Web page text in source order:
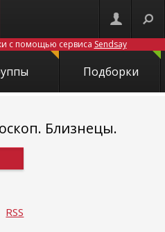
с помощью сервиса Sendsay
Подборки
Близнецы.
RSS